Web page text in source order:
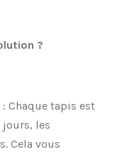
?
: Chaque tapis est
jours, les
Cela vous